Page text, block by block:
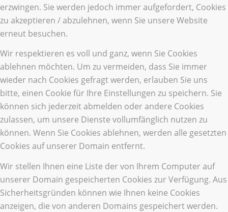
erzwingen. Sie werden jedoch immer aufgefordert, Cookies
zu akzeptieren / abzulehnen, wenn Sie unsere Website
erneut besuchen.
Wir respektieren es voll und ganz, wenn Sie Cookies
ablehnen möchten. Um zu vermeiden, dass Sie immer
wieder nach Cookies gefragt werden, erlauben Sie uns
bitte, einen Cookie für Ihre Einstellungen zu speichern. Sie
können sich jederzeit abmelden oder andere Cookies
zulassen, um unsere Dienste vollumfänglich nutzen zu
können. Wenn Sie Cookies ablehnen, werden alle gesetzten
Cookies auf unserer Domain entfernt.
Wir stellen Ihnen eine Liste der von Ihrem Computer auf
unserer Domain gespeicherten Cookies zur Verfügung. Aus
Sicherheitsgründen können wie Ihnen keine Cookies
anzeigen, die von anderen Domains gespeichert werden.